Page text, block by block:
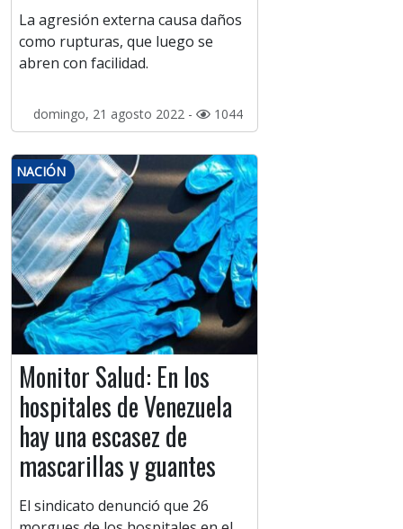
La agresión externa causa daños
como rupturas, que luego se
abren con facilidad.
domingo, 21 agosto 2022 - 1044
NACIÓN
Monitor Salud: En los
hospitales de Venezuela
hay una escasez de
mascarillas y guantes
El sindicato denunció que 26